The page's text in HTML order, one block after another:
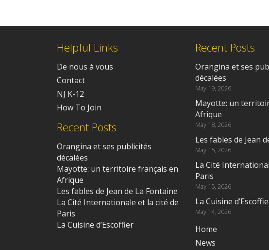
Helpful Links
De nous à vous
Contact
NJ K-12
How To Join
Recent Posts
Orangina et ses publicités
décalées
Mayotte: un territoire français en
Afrique
Les fables de Jean de La Fontaine
La Cité Internationale et la cité de
Paris
La Cuisine d’Escoffier
Recent Posts
Orangina et ses
décalées
May 19, 2026
Mayotte: un
Afrique
May 18, 2026
Les fables de Jean
May 15, 2026
La Cité
Paris
May 15, 2026
La Cuisine
May 14, 2026
Home
News